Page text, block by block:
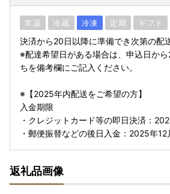
常温 冷蔵 冷凍 定期 ギフト
決済から20日以降に準備でき次第の配
※配達希望日がある場合は、申込日か
ちを備考欄にご記入ください。
※【2025年内配送をご希望の方】
入金期限
・クレジットカード等の即日決済：
・郵便振替などの後日入金：2025年12
返礼品画像